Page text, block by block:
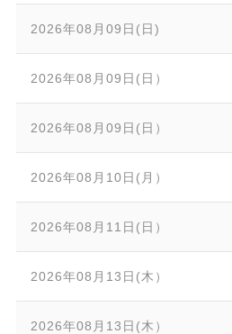
2026年08月09日(日)
2026年08月09日(日）
2026年08月09日(日）
2026年08月10日(月）
2026年08月11日(日）
2026年08月13日(木）
2026年08月13日(木）